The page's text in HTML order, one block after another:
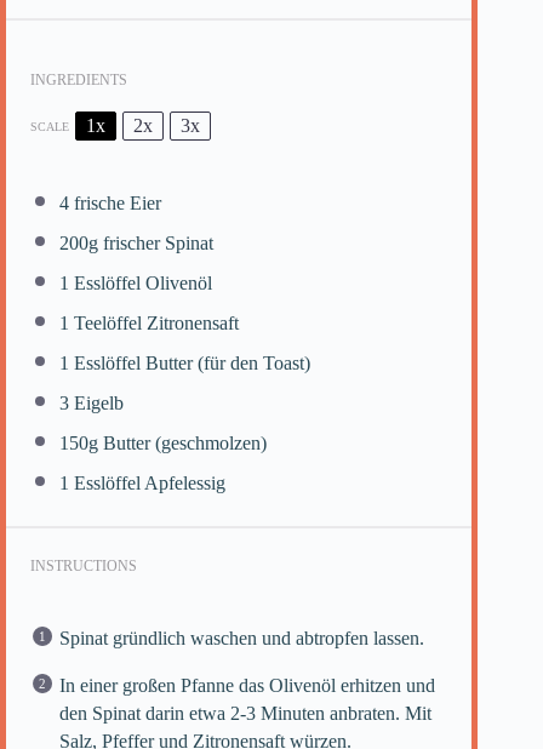
INGREDIENTS
SCALE 1x 2x 3x
4 frische Eier
200g frischer Spinat
1 Esslöffel Olivenöl
1 Teelöffel Zitronensaft
1 Esslöffel Butter (für den Toast)
3 Eigelb
150g Butter (geschmolzen)
1 Esslöffel Apfelessig
INSTRUCTIONS
Spinat gründlich waschen und abtropfen lassen.
In einer großen Pfanne das Olivenöl erhitzen und
den Spinat darin etwa 2-3 Minuten anbraten. Mit
Salz, Pfeffer und Zitronensaft würzen.